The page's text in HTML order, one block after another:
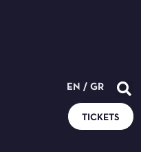
EN / GR
TICKETS